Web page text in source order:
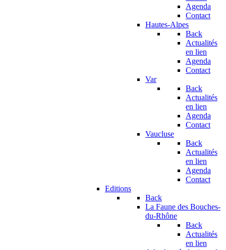
Agenda
Contact
Hautes-Alpes
Back
Actualités
en lien
Agenda
Contact
Var
Back
Actualités
en lien
Agenda
Contact
Vaucluse
Back
Actualités
en lien
Agenda
Contact
Editions
Back
La Faune des Bouches-
du-Rhône
Back
Actualités
en lien